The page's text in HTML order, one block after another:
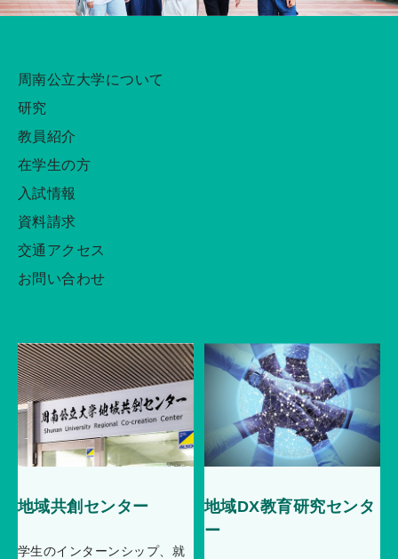
周南公立大学について
研究
教員紹介
在学生の方
入試情報
資料請求
交通アクセス
お問い合わせ
地域共創センター
学生のインターンシップ、就
地域DX教育研究センタ
ー